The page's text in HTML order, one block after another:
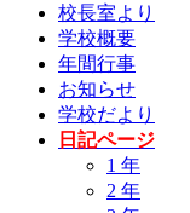
校長室より
学校概要
年間行事
お知らせ
学校だより
日記ページ
1 年
2 年